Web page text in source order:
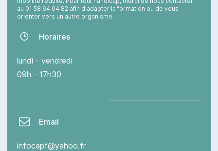
au 01 58 64 04 82 afin d'adapter la formation ou de vous
orienter vers un autre organisme.
Horaires
lundi - vendredi
09h - 17h30
Email
infocapf@yahoo.fr